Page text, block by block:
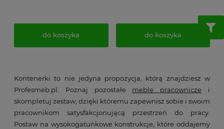
do koszyka do koszyka
Kontenerki to nie jedyna propozycja, którą znajdziesz w
Profesmeb.pl. Poznaj pozostałe meble pracownicze i
skompletuj zestaw, dzięki któremu zapewnisz sobie i swoim
pracownikom satysfakcjonującą przestrzeń do pracy.
Postaw na wysokogatunkowe konstrukcje, które oddajemy